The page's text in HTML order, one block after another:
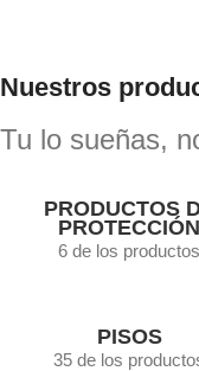
Nuestros
Tu lo sueñas,
PRODUCTOS
PROTECCIÓN
6 de los productos
PISOS
35 de los